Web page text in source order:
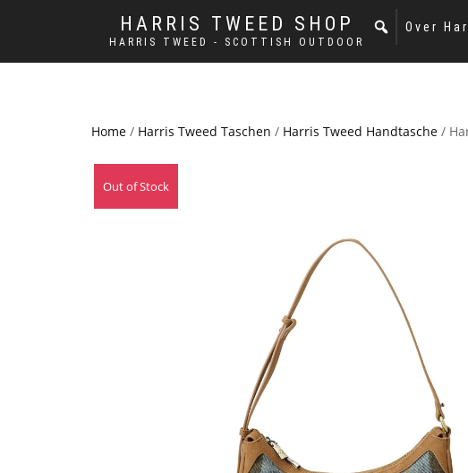
HARRIS TWEED SHOP
HARRIS TWEED - SCOTTISH OUTDOOR
Over
Home / Harris Tweed Taschen / Harris Tweed Handtasche /
Out of Stock